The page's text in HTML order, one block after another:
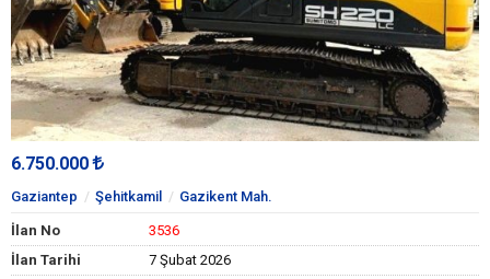
6.750.000
Gaziantep Şehitkamil Gazikent Mah.
İlan No
3536
İlan Tarihi
7 Şubat 2026